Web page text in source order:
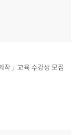
작」교육 수강생 모집